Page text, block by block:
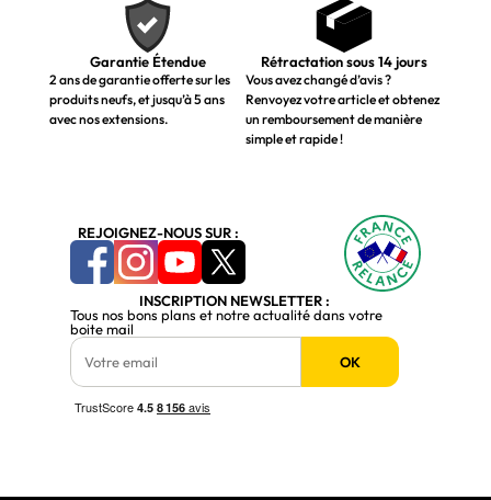
Garantie Étendue
2 ans de garantie offerte sur les
produits neufs, et jusqu’à 5 ans
avec nos extensions.
Rétractation sous 14 jours
Vous avez changé d’avis ?
Renvoyez votre article et obtenez
un remboursement de manière
simple et rapide !
REJOIGNEZ-NOUS SUR :
INSCRIPTION NEWSLETTER :
Tous nos bons plans et notre actualité dans votre
boite mail
OK